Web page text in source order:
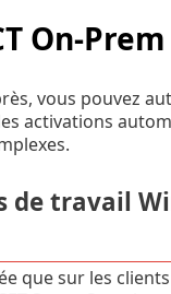
On-Prem
vous pouvez
activations
de travail
que sur les